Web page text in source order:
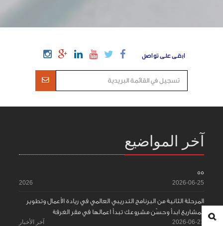
ابقى على تواصل
آخر المواضيع
55
2026-06-25
2026
المرحلة الثانية من البرنامج التدريبي العالمي في ريادة الأعمال وتطوير
المشاريع ابدأ وحسّن مشروعك تبدأ اعمالها في مقر الغرفة
2026-06-21 آخر الأخبار